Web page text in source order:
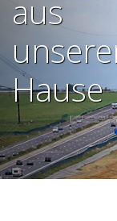
aus
Hause